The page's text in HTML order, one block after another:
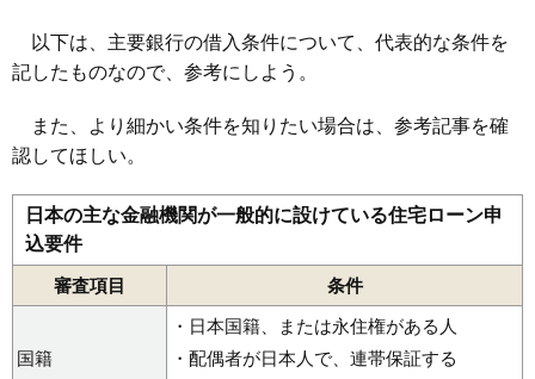
以下は、主要銀行の借入条件について、代表的な条件を
記したものなので、参考にしよう。
また、より細かい条件を知りたい場合は、参考記事を確
認してほしい。
日本の主な金融機関が一般的に設けている住宅ローン申
込要件
審査項目 条件
国籍
・日本国籍、または永住権がある人
・配偶者が日本人で、連帯保証する